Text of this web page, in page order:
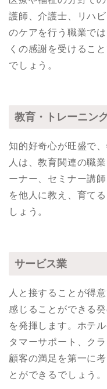
護師、介護士、リハ
のケアを行う職業で
くの感謝を受けるこ
でしょう。
教育・トレーニン
知的好奇心が旺盛で
人は、教育関連の職
ーナー、セミナー講
を他人に教え、育て
しょう。
サービス業
人と接することが得
感じることができる
を発揮します。ホテ
タマーサポート、ク
顧客の満足を第一に
とができるでしょう。